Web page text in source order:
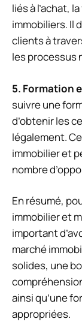
liés à l’achat,
immobiliers. Il
clients à
les processus
5. Formation
suivre une
d’obtenir les
légalement.
immobilier et
nombre
En résumé,
immobilier et
important
marché
solides, une
ainsi qu’une
appropriées.